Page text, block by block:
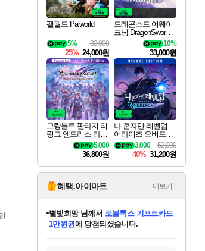
팰월드 Palworld
32,000
5%
25% 24,000원
드래곤소드 어웨이
크닝 DragonSword A
10%
33,000원
그랑블루 판타지 리
링크 엔드리스 라그
나로크 업그레이드
킷 Granblue Fantasy
Relink Endless Ragn
arok Upgrade Kit DL
C
5,000
36,800원
나 혼자만 레벨업
어라이즈 오버드라
이브 디럭스 에디션
Solo Leveling Arise
Overdrive Deluxe Edi
tion
52,000
3,000
40% 31,200원
혜택.아이마트 더보기+
별빛희망님께서 로블록스 기프트카드
1만원권에 당첨되셨습니다.